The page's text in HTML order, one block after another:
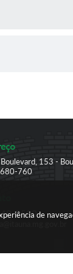
de
153 -
760
9500